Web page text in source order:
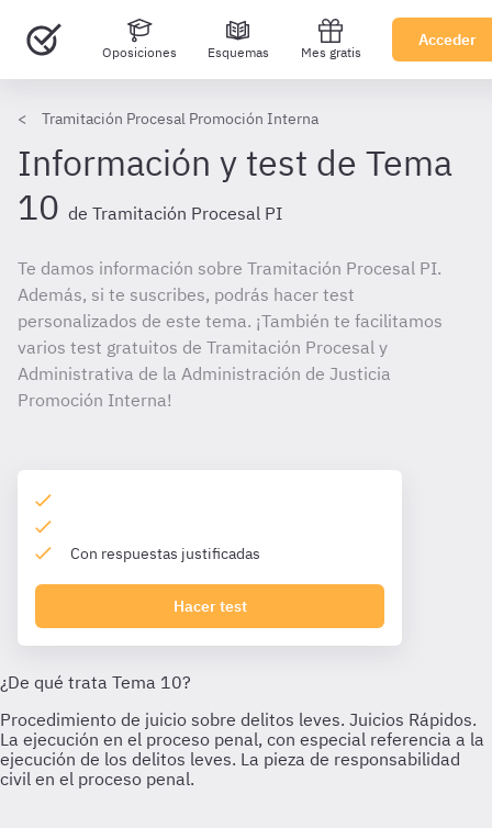
Oposiciones Esquemas Mes gratis
Acceder
Tramitación Procesal Promoción Interna
Información y test de Tema
10 de Tramitación Procesal PI
Te damos información sobre Tramitación Procesal PI.
Además, si te suscribes, podrás hacer test
personalizados de este tema. ¡También te facilitamos
varios test gratuitos de Tramitación Procesal y
Administrativa de la Administración de Justicia
Promoción Interna!
Con respuestas justificadas
Hacer test